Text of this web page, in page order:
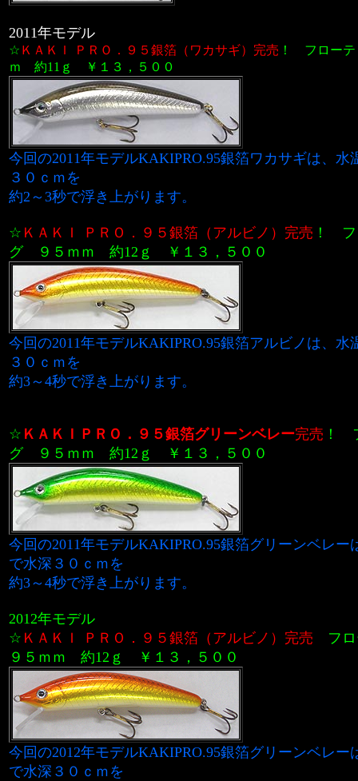
2011年モデル
☆ ＫＡＫＩ ＰＲＯ．９５銀箔（ワカサギ） 完売 ！
フロー
ｍ 約11ｇ ￥１３，５００
今回の2011年モデルKAKIPRO.95銀箔ワカサギは、
３０ｃｍを
約2～3秒で浮き上がります。
☆ ＫＡＫＩ ＰＲＯ．９５銀箔（アルビノ） 完売 ！
グ ９５ｍｍ 約12ｇ
￥１３，５００
今回の2011年モデルKAKIPRO.95銀箔アルビノは、
３０ｃｍを
約3～4秒で浮き上がります。
☆ ＫＡＫＩＰＲＯ．９５銀箔グリーンベレー完売 ！
グ ９５ｍｍ 約12ｇ ￥１３，５００
今回の2011年モデルKAKIPRO.95銀箔グリーンベレ
で水深３０ｃｍを
約3～4秒で浮き上がります。
2012年モデル
☆ ＫＡＫＩ ＰＲＯ．９５銀箔（アルビノ）完売
フ
９５ｍｍ 約12ｇ
￥１３，５００
今回の2012年モデルKAKIPRO.95銀箔グリーンベレ
で水深３０ｃｍを